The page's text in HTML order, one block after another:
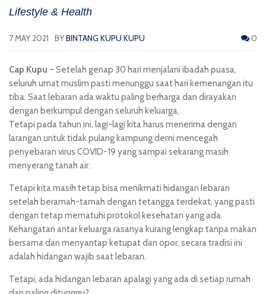
Lifestyle & Health
7 MAY 2021 BYBINTANG KUPU KUPU 0
Cap Kupu – Setelah genap 30 hari menjalani ibadah puasa,
seluruh umat muslim pasti menunggu saat hari kemenangan itu
tiba. Saat lebaran ada waktu paling berharga dan dirayakan
dengan berkumpul dengan seluruh keluarga,
Tetapi pada tahun ini, lagi-lagi kita harus menerima dengan
larangan untuk tidak pulang kampung demi mencegah
penyebaran virus COVID-19 yang sampai sekarang masih
menyerang tanah air.
Tetapi kita masih tetap bisa menikmati hidangan lebaran
setelah beramah-tamah dengan tetangga terdekat, yang pasti
dengan tetap mematuhi protokol kesehatan yang ada.
Kehangatan antar keluarga rasanya kurang lengkap tanpa makan
bersama dan menyantap ketupat dan opor, secara tradisi ini
adalah hidangan wajib saat lebaran.
Tetapi, ada hidangan lebaran apalagi yang ada di setiap rumah